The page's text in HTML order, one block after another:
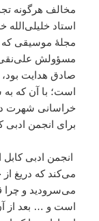
استاد خلیلی‌الله
مجلۀ موسیقی که
مسؤولش علی‌نقی
صادق هدایت
است؛ با آن که
خراسانی شهرت
برای انجمن
انجمن ادبی
می‌کند که دریغ
می‌سرودید و چرا
است و … بعد از